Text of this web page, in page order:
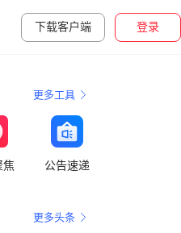
下载客户端 登录
更多工具
焦 公告速递
更多头条